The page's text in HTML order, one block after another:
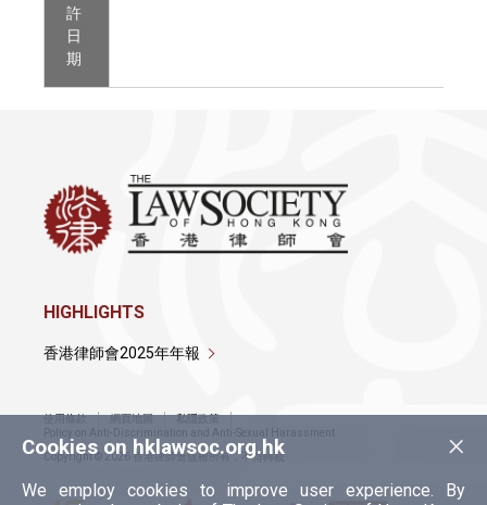
許
日
期
×
Cookies on hklawsoc.org.hk
We employ cookies to improve user experience. By
HIGHLIGHTS
香港律師會2025年年報
使用條款 網頁地圖
私隱政策
Policy on Anti-Discrimination and Anti-Sexual Harassment
Copyright © 2026 香港律師會版權所有，不得轉載